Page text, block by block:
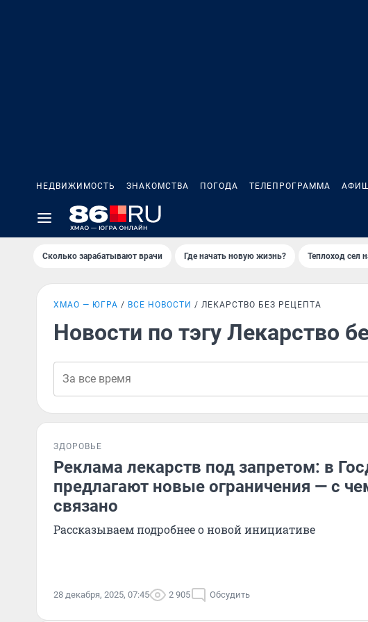
НЕДВИЖИМОСТЬ ЗНАКОМСТВА ПОГОДА ТЕЛЕПРОГРАММА
Сколько зарабатывают врачи Где начать новую жизнь? Теплоход сел
ХМАО — ЮГРА ВСЕ НОВОСТИ ЛЕКАРСТВО БЕЗ РЕЦЕПТА
Новости по тэгу Лекарство
ЗДОРОВЬЕ
Реклама лекарств под запретом: в
предлагают новые ограничения — с
связано
Рассказываем подробнее о новой инициативе
28 декабря, 2025, 07:45 2 905 Обсудить